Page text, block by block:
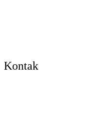
Kontak